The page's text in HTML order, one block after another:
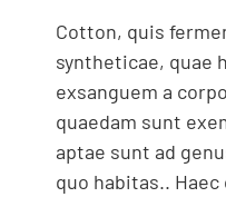
Cotton, quis
syntheticae, quae
exsanguem a
quaedam sunt
aptae sunt ad
quo habitas..